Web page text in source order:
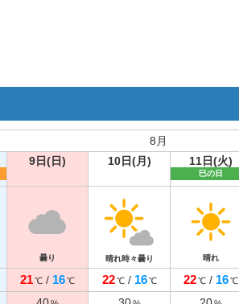
8月
9日(日) 10日(月) 11日(火)
巳の日
曇り 晴れ時々曇り 晴れ
21℃ / 16℃ 22 ℃/ 16 ℃ 22℃ / 16℃